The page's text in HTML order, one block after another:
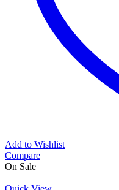
Add to Wishlist
Compare
On Sale